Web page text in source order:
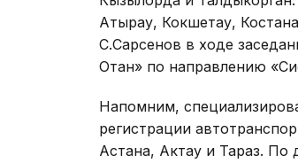
Атырау, Кокшетау,
С.Сарсенов в ходе
Отан» по направлению
Напомним,
регистрации
Астана, Актау и Тараз.